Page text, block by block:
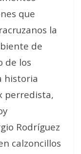
que
la
de
de los
historia
perredista,
Rodríguez
calzoncillos